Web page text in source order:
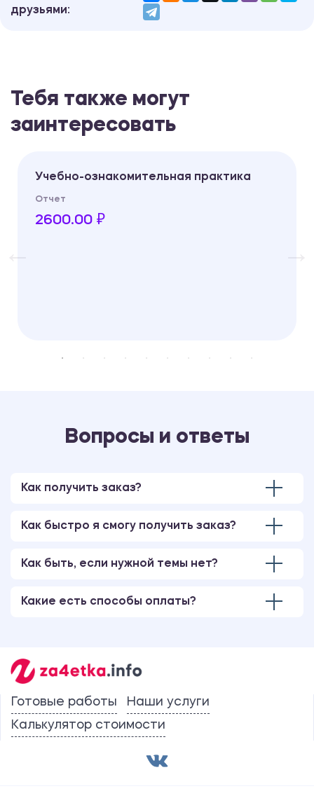
друзьями:
Тебя также могут
заинтересовать
Учебно-ознакомительная практика
Отчет
2600.00 ₽
Вопросы и ответы
Как получить заказ?
Как быстро я смогу получить заказ?
Как быть, если нужной темы нет?
Какие есть способы оплаты?
Готовые работы
Наши услуги
Калькулятор стоимости